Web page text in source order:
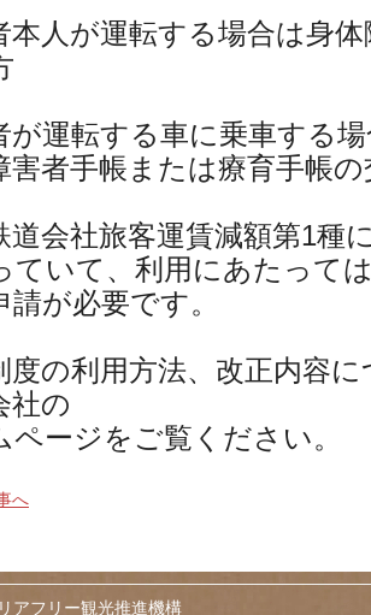
本人が運転する場合は身
が運転する車に乗車する
害者手帳または療育手帳
道会社旅客運賃減額第1種
ていて、利用にあたって
請が必要です。
度の利用方法、改正内容
社の
ページをご覧ください。
へ
アフリー観光推進機構